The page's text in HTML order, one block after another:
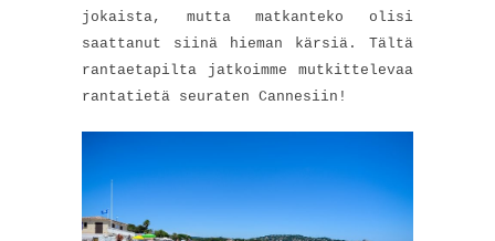
jokaista, mutta matkanteko olisi
saattanut siinä hieman kärsiä. Tältä
rantaetapilta jatkoimme mutkittelevaa
rantatietä seuraten Cannesiin!